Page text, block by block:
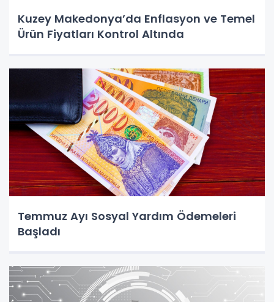
Kuzey Makedonya’da Enflasyon ve Temel
Ürün Fiyatları Kontrol Altında
Temmuz Ayı Sosyal Yardım Ödemeleri
Başladı